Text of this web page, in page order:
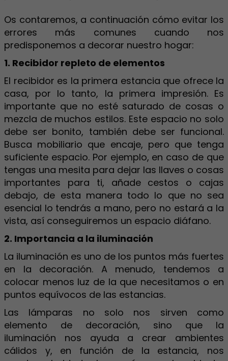
Os contaremos, a continuación cómo evitar los
errores más comunes cuando nos
predisponemos a decorar nuestro hogar:
1. Recibidor repleto de elementos
El recibidor es la primera estancia que ofrece la
casa, por lo tanto, la primera impresión. Es
importante que no esté saturado de cosas o
mezcla de muchos estilos. Este espacio no solo
debe ser bonito, también debe ser funcional.
Busca mobiliario que encaje, pero que tenga
suficiente espacio. Por ejemplo, en caso de que
tengas una mesita para dejar las llaves o cosas
importantes para ti, añade cestos o cajas
debajo, de esta manera todo lo que no sea
esencial lo tendrás a mano, pero no estará a la
vista, así conseguiremos un espacio diáfano.
2. Importancia a la iluminación
La iluminación es uno de los puntos más fuertes
en la decoración. A menudo, tendemos a
colocar menos luz de la que necesitamos o en
puntos equívocos de las estancias.
Las lámparas no solo nos sirven como
elemento de decoración, sino que la
iluminación nos ayuda a crear ambientes
cálidos y, en función de la estancia, nos